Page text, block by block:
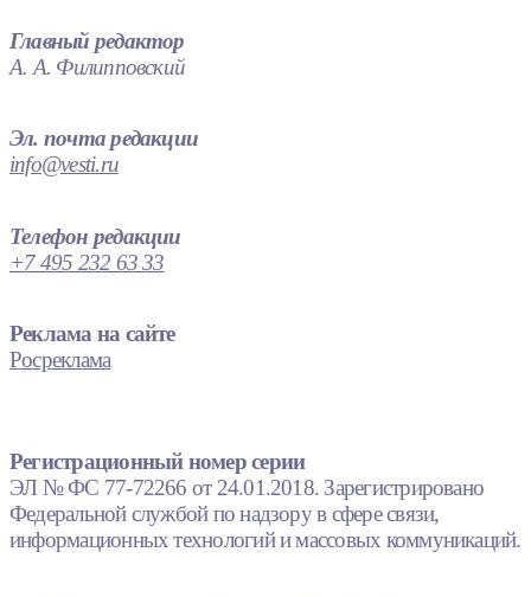
Главный редактор
А. А. Филипповский
Эл. почта редакции
info@vesti.ru
Телефон редакции
+7 495 232 63 33
Реклама на сайте
Росреклама
Регистрационный номер серии
ЭЛ № ФС 77-72266 от 24.01.2018. Зарегистрировано
Федеральной службой по надзору в сфере связи,
информационных технологий и массовых коммуникаций.